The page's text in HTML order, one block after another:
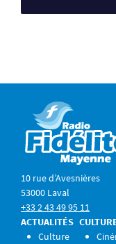
10 rue d’Avesnières
53000 Laval
+33 2 43 49 95 11
ACTUALITÉS
Culture